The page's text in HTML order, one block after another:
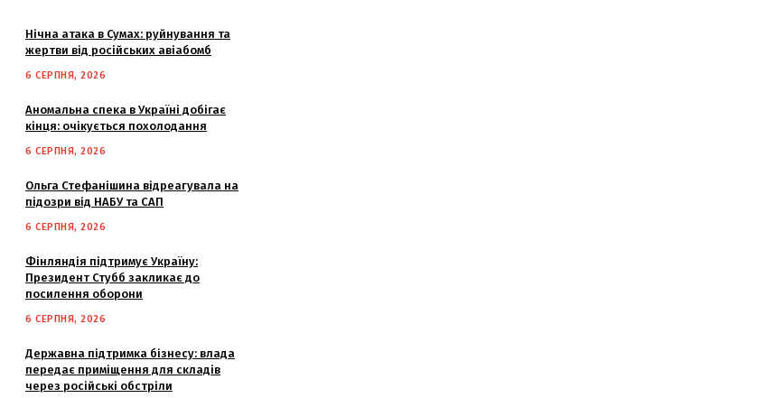
Нічна атака в Сумах: руйнування та
жертви від російських авіабомб
6 СЕРПНЯ, 2026
Аномальна спека в Україні добігає
кінця: очікується похолодання
6 СЕРПНЯ, 2026
Ольга Стефанішина відреагувала на
підозри від НАБУ та САП
6 СЕРПНЯ, 2026
Фінляндія підтримує Україну:
Президент Стубб закликає до
посилення оборони
6 СЕРПНЯ, 2026
Державна підтримка бізнесу: влада
передає приміщення для складів
через російські обстріли